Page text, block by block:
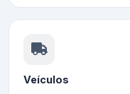
Veículos